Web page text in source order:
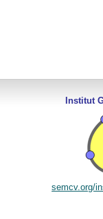
Institut
semcv.org/